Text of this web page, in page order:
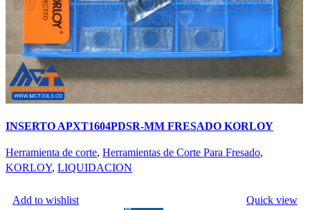
INSERTO APXT1604PDSR-MM FRESADO KORLOY
Herramienta de corte, Herramientas de Corte Para Fresado,
KORLOY, LIQUIDACION
Add to wishlist Quick view